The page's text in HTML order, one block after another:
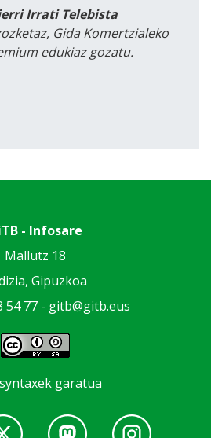
Irrati Telebista
Gida Komertzialeko
edukiaz gozatu.
- Infosare
Mallutz 18
Gipuzkoa
54 77 - gitb@gitb.eus
garatua